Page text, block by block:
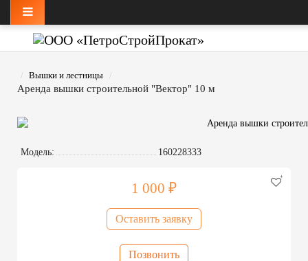
Вышки и лестницы
Аренда вышки строительной "Вектор" 10 м
Модель: 160228333
1 000 ₽
Оставить заявку
Позвонить